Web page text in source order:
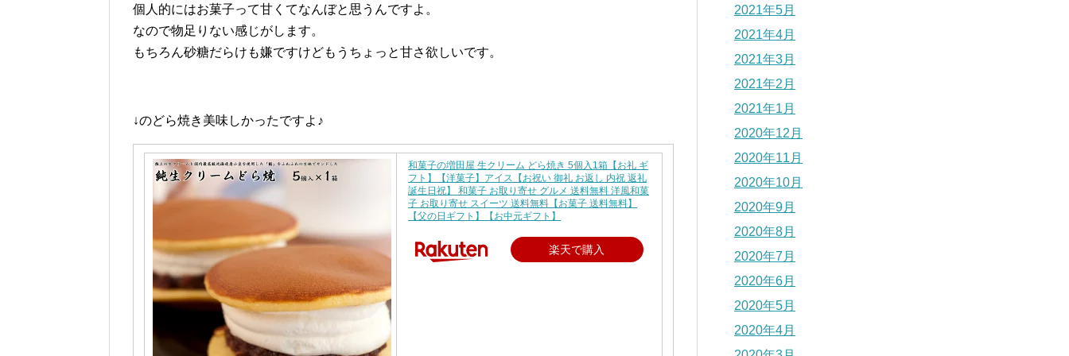
個人的にはお菓子って甘くてなんぼと思うんですよ。
なので物足りない感じがします。
もちろん砂糖だらけも嫌ですけどもうちょっと甘さ欲しいです。
↓のどら焼き美味しかったですよ♪
和菓子の増田屋 生クリーム どら焼き 5個入1箱【お礼 ギ
フト】【洋菓子】アイス【お祝い 御礼 お返し 内祝 返礼
誕生日祝】 和菓子 お取り寄せ グルメ 送料無料 洋風和菓
子 お取り寄せ スイーツ 送料無料【お菓子 送料無料】
【父の日ギフト】【お中元ギフト】
楽天で購入
2021年5月
2021年4月
2021年3月
2021年2月
2021年1月
2020年12月
2020年11月
2020年10月
2020年9月
2020年8月
2020年7月
2020年6月
2020年5月
2020年4月